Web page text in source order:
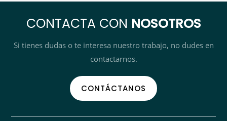
CONTACTA CON NOSOTROS
Si tienes dudas o te interesa nuestro trabajo, no dudes en
contactarnos.
CONTÁCTANOS